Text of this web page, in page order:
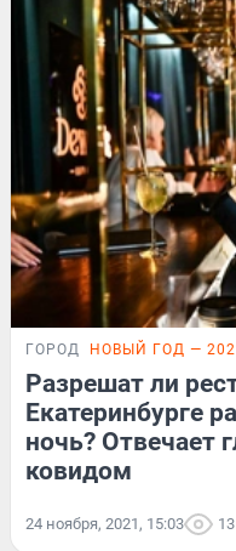
ГОРОД НОВЫЙ ГОД —
Разрешат ли
Екатеринбурге
ночь? Отвечает
ковидом
24 ноября, 2021, 15:03